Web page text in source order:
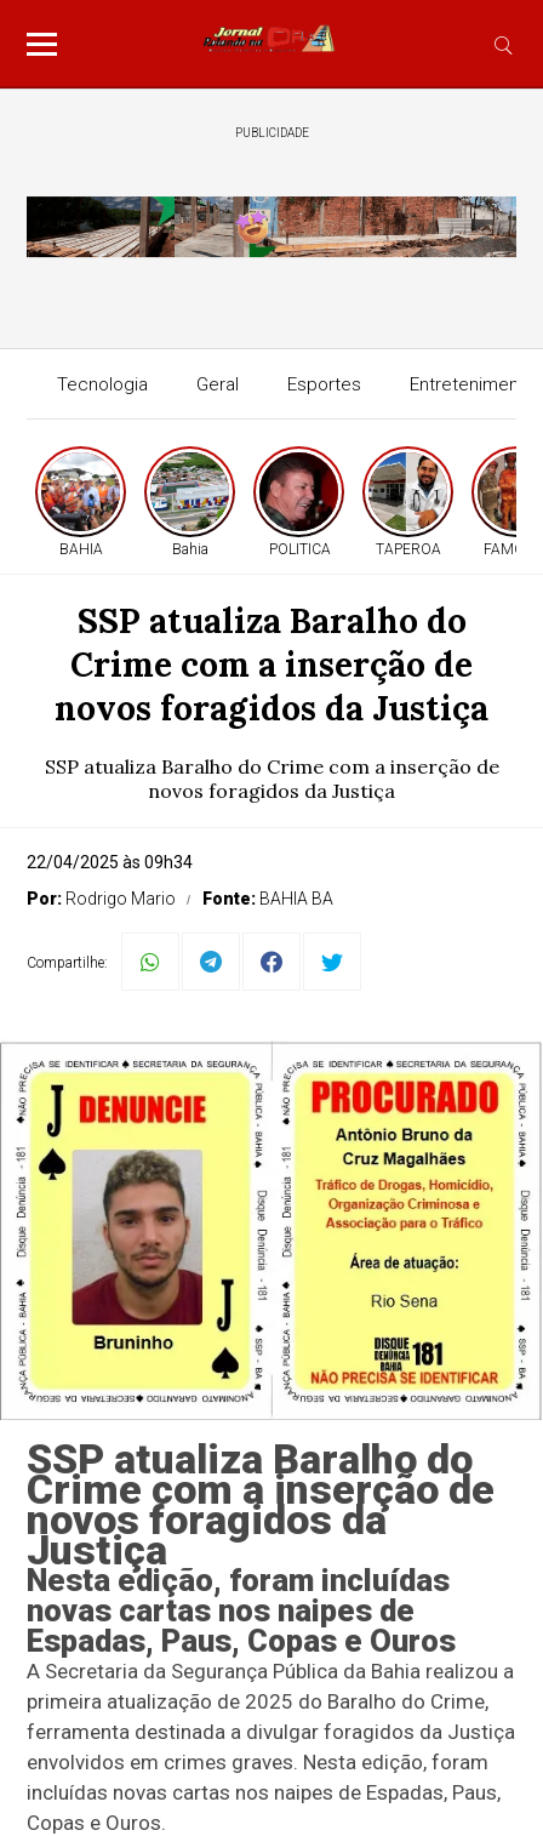
PUBLICIDADE
Tecnologia Geral Esportes Entretenimento
BAHIA Bahia POLITICA TAPEROA
SSP atualiza Baralho do
Crime com a inserção de
novos foragidos da Justiça
SSP atualiza Baralho do Crime com a inserção de
novos foragidos da Justiça
22/04/2025 às 09h34
Por: Rodrigo Mario Fonte: BAHIA BA
Compartilhe:
SSP atualiza Baralho do
Crime com a inserção de
novos foragidos da
Justiça
Nesta edição, foram incluídas
novas cartas nos naipes de
Espadas, Paus, Copas e Ouros
A Secretaria da Segurança Pública da Bahia realizou a
primeira atualização de 2025 do Baralho do Crime,
ferramenta destinada a divulgar foragidos da Justiça
envolvidos em crimes graves. Nesta edição, foram
incluídas novas cartas nos naipes de Espadas, Paus,
Copas e Ouros.